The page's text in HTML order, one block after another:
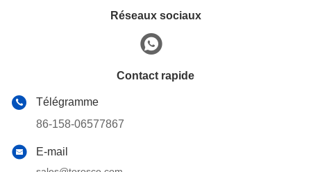
Réseaux sociaux
Contact rapide
Télégramme
86-158-06577867
E-mail